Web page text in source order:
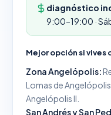
diagnóstico
9:00–19:00 ·
Mejor opción si vives
Zona Angelópolis:
Lomas de
Angelópolis II.
San Andrés y San